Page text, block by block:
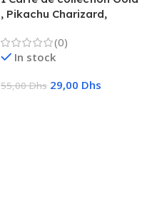
, Pikachu Charizard,
(0)
In stock
55,00Dhs 29,00 Dhs